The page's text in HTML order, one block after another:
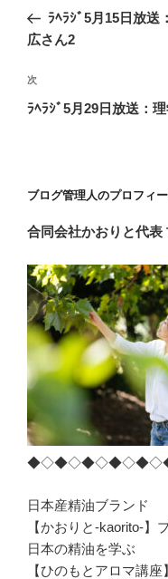
ナ
ゲ
ー
の
投
ﾗﾍﾗｼﾞ5月15日放送
広さん2
次
の
次
ﾗﾍﾗｼﾞ5月29日放送：
ブログ管理人のプロフィ
合同会社かおりと代表
日本産精油ブランド
【かおりと-kaorito-】
日本の精油を学ぶ
【ひのもとアロマ講座